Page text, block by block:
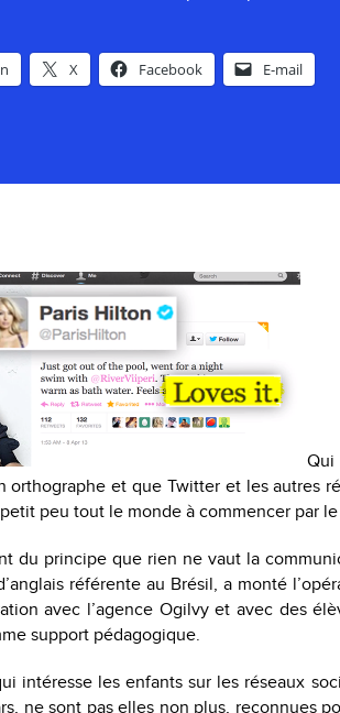
X Facebook E-mail
Qui
orthographe et que Twitter et les autres
peu tout le monde à commencer par
du principe que rien ne vaut la
référente au Brésil, a monté
avec l’agence Ogilvy et avec des
support pédagogique.
intéresse les enfants sur les réseaux
ne sont pas elles non plus, reconnues